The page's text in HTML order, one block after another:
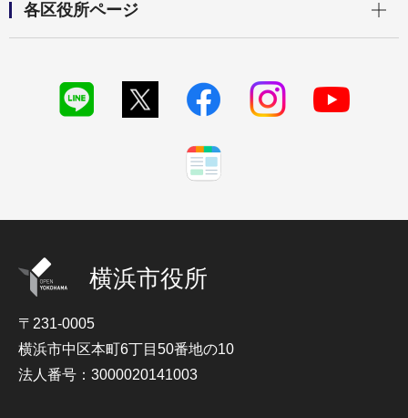
各区役所ページ
横浜市役所
〒231-0005
横浜市中区本町6丁目50番地の10
法人番号：3000020141003